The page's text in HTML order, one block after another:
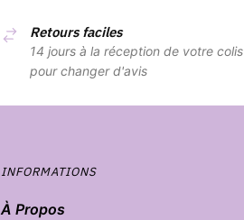
Retours faciles
14 jours à la réception de votre colis
pour changer d'avis
INFORMATIONS
À Propos